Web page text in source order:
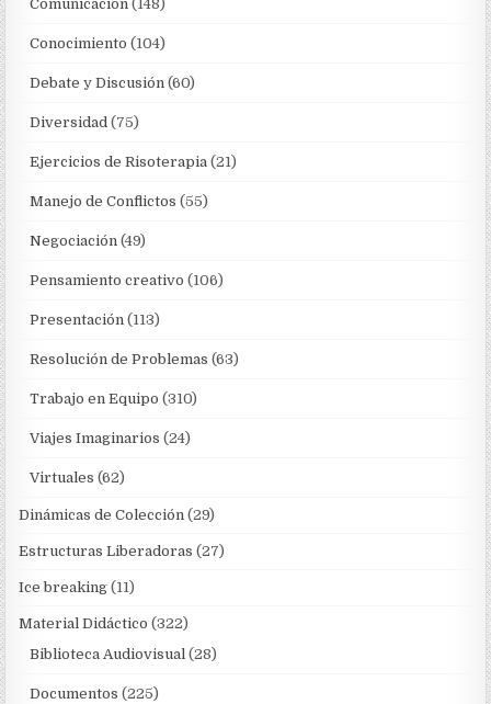
Comunicación (148)
Conocimiento (104)
Debate y Discusión (60)
Diversidad (75)
Ejercicios de Risoterapia (21)
Manejo de Conflictos (55)
Negociación (49)
Pensamiento creativo (106)
Presentación (113)
Resolución de Problemas (63)
Trabajo en Equipo (310)
Viajes Imaginarios (24)
Virtuales (62)
Dinámicas de Colección (29)
Estructuras Liberadoras (27)
Ice breaking (11)
Material Didáctico (322)
Biblioteca Audiovisual (28)
Documentos (225)